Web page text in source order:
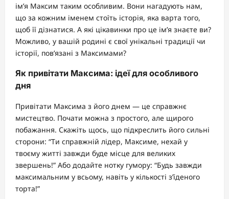
ім’я Максим таким особливим. Вони нагадують нам,
що за кожним іменем стоїть історія, яка варта того,
щоб її дізнатися. А які цікавинки про це ім’я знаєте ви?
Можливо, у вашій родині є свої унікальні традиції чи
історії, пов’язані з Максимами?
Як привітати Максима: ідеї для особливого
дня
Привітати Максима з його днем — це справжнє
мистецтво. Почати можна з простого, але щирого
побажання. Скажіть щось, що підкреслить його сильні
сторони: “Ти справжній лідер, Максиме, нехай у
твоєму житті завжди буде місце для великих
звершень!” Або додайте нотку гумору: “Будь завжди
максимальним у всьому, навіть у кількості з’їденого
торта!”